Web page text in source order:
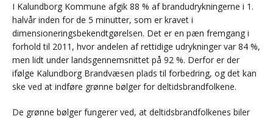
I Kalundborg Kommune afgik 88 % af brandudrykningerne i 1.
halvår inden for de 5 minutter, som er kravet i
dimensioneringsbekendtgørelsen. Det er en pæn fremgang i
forhold til 2011, hvor andelen af rettidige udrykninger var 84 %,
men lidt under landsgennemsnittet på 92 %. Derfor er der
ifølge Kalundborg Brandvæsen plads til forbedring, og det kan
ske ved at indføre grønne bølger for deltidsbrandfolkene.
De grønne bølger fungerer ved, at deltidsbrandfolkenes biler